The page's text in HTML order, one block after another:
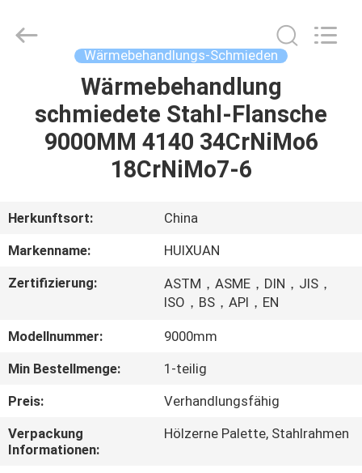
PRODUKTE
ÜBER
AUSFLUG
QUALITÄTSKONTROLLE
SITEMAP
ENERGY
EQUIPMENT
Wärmebehandlungs-Schmieden
Wärmebehandlung
schmiedete Stahl-Flansche
9000MM 4140 34CrNiMo6
18CrNiMo7-6
Herkunftsort:
China
Markenname:
HUIXUAN
Zertifizierung:
ASTM，ASME，DIN，JIS，
ISO，BS，API，EN
Modellnummer:
9000mm
Min Bestellmenge:
1-teilig
Preis:
Verhandlungsfähig
Verpackung
Informationen:
Hölzerne Palette, Stahlrahmen